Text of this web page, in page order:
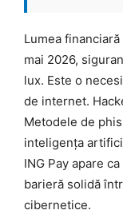
Lumea
mai 2026,
lux. Este o
de internet.
Metodele de
inteligența
ING Pay apare
barieră solidă
cibernetice.